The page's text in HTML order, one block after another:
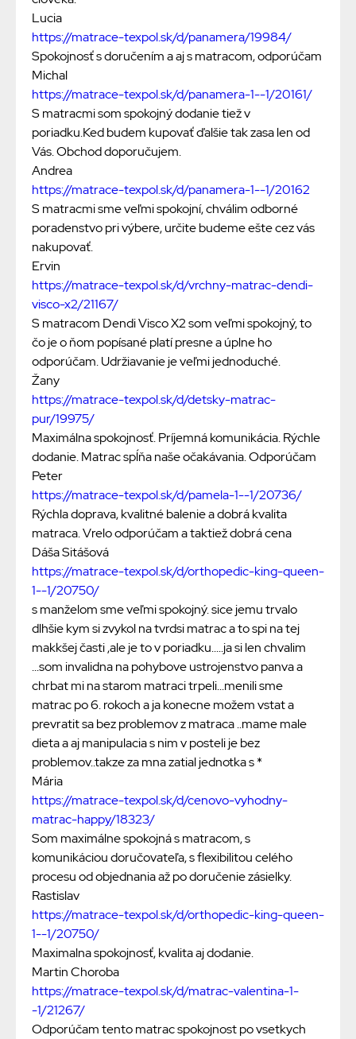
Lucia
https://matrace-texpol.sk/d/panamera/19984/
Spokojnosť s doručením a aj s matracom, odporúčam
Michal
https://matrace-texpol.sk/d/panamera-1--1/20161/
S matracmi som spokojný dodanie tiež v
poriadku.Ked budem kupovať ďalšie tak zasa len od
Vás. Obchod doporučujem.
Andrea
https://matrace-texpol.sk/d/panamera-1--1/20162
S matracmi sme veľmi spokojní, chválim odborné
poradenstvo pri výbere, určite budeme ešte cez vás
nakupovať.
Ervin
https://matrace-texpol.sk/d/vrchny-matrac-dendi-
visco-x2/21167/
S matracom Dendi Visco X2 som veľmi spokojný, to
čo je o ňom popísané platí presne a úplne ho
odporúčam. Udržiavanie je veľmi jednoduché.
Žany
https://matrace-texpol.sk/d/detsky-matrac-
pur/19975/
Maximálna spokojnosť. Príjemná komunikácia. Rýchle
dodanie. Matrac spĺňa naše očakávania. Odporúčam
Peter
https://matrace-texpol.sk/d/pamela-1--1/20736/
Rýchla doprava, kvalitné balenie a dobrá kvalita
matraca. Vrelo odporúčam a taktiež dobrá cena
Dáša Sitášová
https://matrace-texpol.sk/d/orthopedic-king-queen-
1--1/20750/
s manželom sme veľmi spokojný. sice jemu trvalo
dlhšie kym si zvykol na tvrdsi matrac a to spi na tej
makkšej časti ,ale je to v poriadku.....ja si len chvalim
...som invalidna na pohybove ustrojenstvo panva a
chrbat mi na starom matraci trpeli...menili sme
matrac po 6. rokoch a ja konecne možem vstat a
prevratit sa bez problemov z matraca ..mame male
dieta a aj manipulacia s nim v posteli je bez
problemov..takze za mna zatial jednotka s *
Mária
https://matrace-texpol.sk/d/cenovo-vyhodny-
matrac-happy/18323/
Som maximálne spokojná s matracom, s
komunikáciou doručovateľa, s flexibilitou celého
procesu od objednania až po doručenie zásielky.
Rastislav
https://matrace-texpol.sk/d/orthopedic-king-queen-
1--1/20750/
Maximalna spokojnosť, kvalita aj dodanie.
Martin Choroba
https://matrace-texpol.sk/d/matrac-valentina-1-
-1/21267/
Odporúčam tento matrac spokojnost po vsetkych